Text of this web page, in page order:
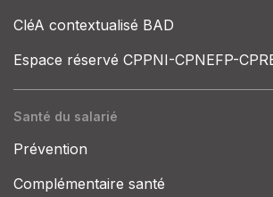
CléA contextualisé BAD
Espace réservé CPPNI-CPNEFP-
Santé du salarié
Prévention
Complémentaire santé